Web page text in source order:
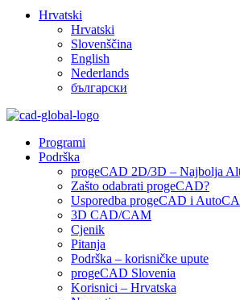
Hrvatski
Hrvatski
Slovenščina
English
Nederlands
български
Programi
Podrška
progeCAD 2D/3D – Najbolja
Zašto odabrati progeCAD?
Usporedba progeCAD i
3D CAD/CAM
Cjenik
Pitanja
Podrška – korisničke upute
progeCAD Slovenia
Korisnici – Hrvatska